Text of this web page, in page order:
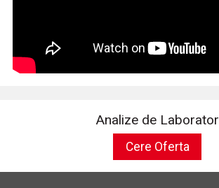
Analize de Laborator
Cere Oferta